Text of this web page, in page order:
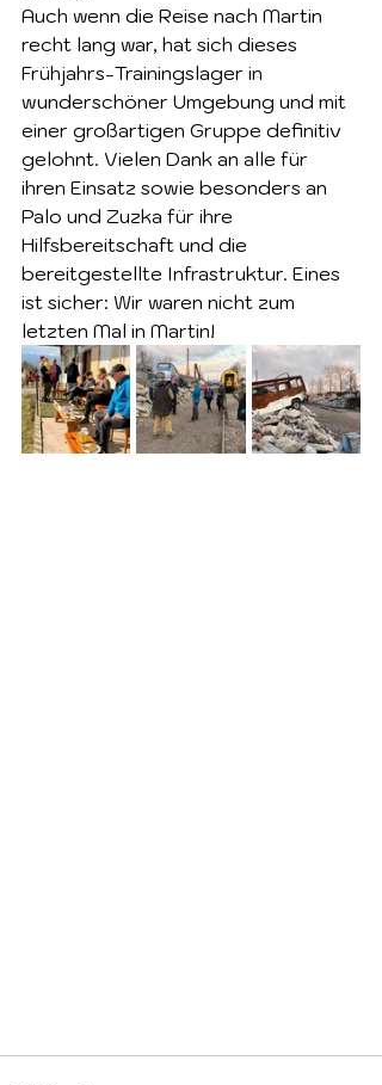
Auch wenn die Reise nach Martin
recht lang war, hat sich dieses
Frühjahrs-Trainingslager in
wunderschöner Umgebung und mit
einer großartigen Gruppe definitiv
gelohnt. Vielen Dank an alle für
ihren Einsatz sowie besonders an
Palo und Zuzka für ihre
Hilfsbereitschaft und die
bereitgestellte Infrastruktur. Eines
ist sicher: Wir waren nicht zum
letzten Mal in Martin!